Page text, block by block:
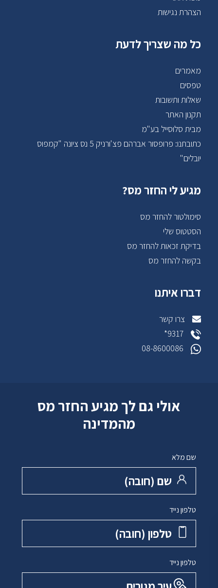
הצהרת נגישות
כל מה שצריך לדעת
מאמרים
טפסים
שאלות ותשובות
תקנון האתר
מבית סלוסייל בע"מ
כתובתנו: פרופסור אברהם פצ'ורניק 5 נס ציונה "קמפוס
יובלים"
מגיע לי החזר מס?
סימולטור להחזר מס
הסטטוס שלי
בדיקת זכאות להחזר מס
בקשה להחזר מס
דברו איתנו
צרו קשר
9317*
08-8600086
אולי גם לך מגיע החזר מס
מהמדינה
שם מלא
שם ‏(חובה)
טלפון נייד
טלפון ‏(חובה)
טלפון נייד